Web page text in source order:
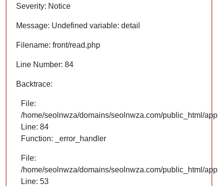
Severity: Notice
Message: Undefined variable: detail
Filename: front/read.php
Line Number: 84
Backtrace:
File:
/home/seolnwza/domains/seolnwza.com/public_html/
Line: 84
Function: _error_handler
File:
/home/seolnwza/domains/seolnwza.com/public_html/
Line: 53